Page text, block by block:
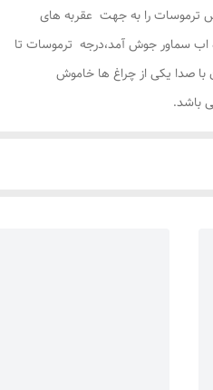
ترموسات را به جهت عقربه های
روی درجه 110 هرگاه اب سماور جوش آمد،درجه ترموسات تا
صدا یکی از چراغ ها خاموش
باشد.